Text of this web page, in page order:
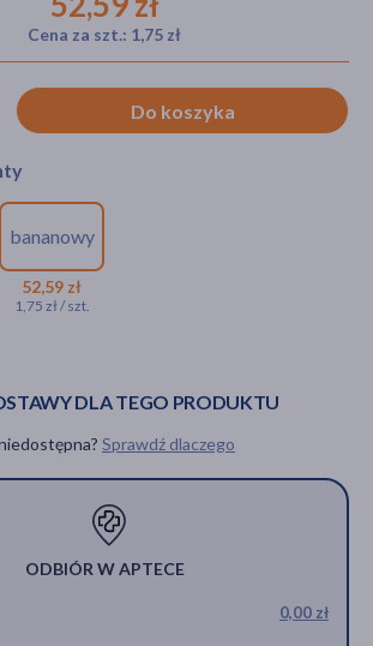
Cena za szt.: 1,75 zł
Do koszyka
ENTitis Baby, smak
truskawkowy, proszek w
saszetkach, 30 szt.
bananowy
52,59 zł
1,75 zł / szt.
DLA TEGO PRODUKTU
Sprawdź dlaczego
ODBIÓR W APTECE
0,00 zł